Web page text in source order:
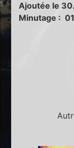
Ajoutée le
Minutage :